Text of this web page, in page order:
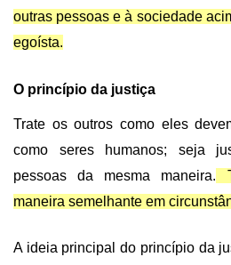
outras pessoas e à sociedade
egoísta.
O princípio da justiça
Trate os outros como eles
como seres humanos; seja
pessoas da mesma maneira.
maneira semelhante em
A ideia principal do princípio da